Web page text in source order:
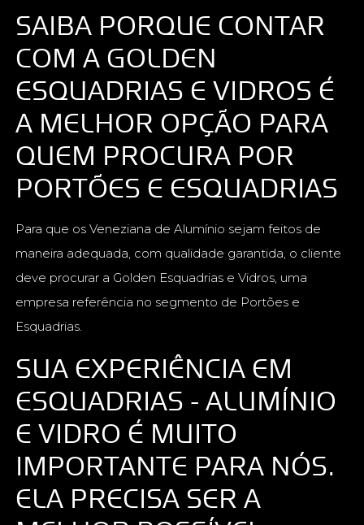
SAIBA PORQUE CONTAR
COM A GOLDEN
ESQUADRIAS E VIDROS É
A MELHOR OPÇÃO PARA
QUEM PROCURA POR
PORTÕES E ESQUADRIAS
Para que os Veneziana de Alumínio sejam feitos de
maneira adequada, com qualidade garantida, o cliente
deve procurar a Golden Esquadrias e Vidros, uma
empresa referência no segmento de Portões e
Esquadrias.
SUA EXPERIÊNCIA EM
ESQUADRIAS - ALUMÍNIO
E VIDRO É MUITO
IMPORTANTE PARA NÓS.
ELA PRECISA SER A